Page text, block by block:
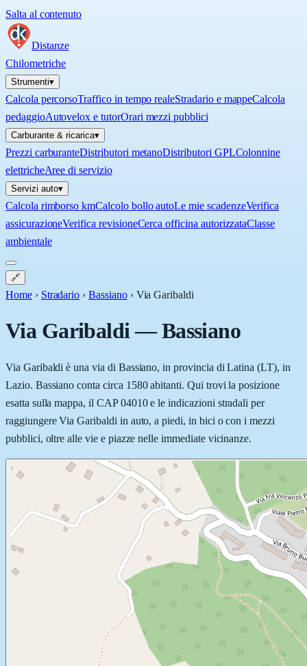
Salta al contenuto
Distanze
Chilometriche
Strumenti▾
Calcola percorsoTraffico in tempo realeStradario e mappeCalcola
pedaggioAutovelox e tutorOrari mezzi pubblici
Carburante & ricarica▾
Prezzi carburanteDistributori metanoDistributori GPLColonnine
elettricheAree di servizio
Servizi auto▾
Calcola rimborso kmCalcolo bollo autoLe mie scadenzeVerifica
assicurazioneVerifica revisioneCerca officina autorizzataClasse
ambientale
🔗
Home › Stradario › Bassiano › Via Garibaldi
Via Garibaldi—Bassiano
Via Garibaldi è una via di Bassiano, in provincia di Latina (LT), in
Lazio. Bassiano conta circa 1580 abitanti. Qui trovi la posizione
esatta sulla mappa, il CAP 04010 e le indicazioni stradali per
raggiungere Via Garibaldi in auto, a piedi, in bici o con i mezzi
pubblici, oltre alle vie e piazze nelle immediate vicinanze.